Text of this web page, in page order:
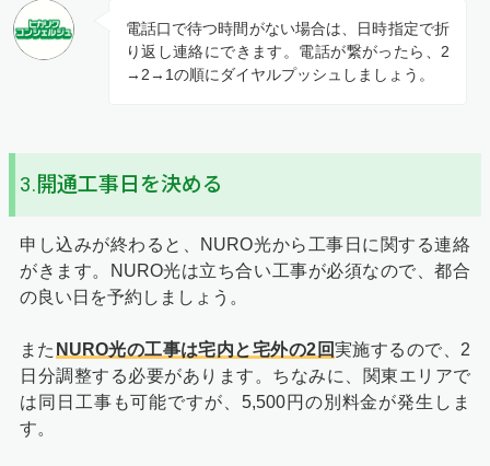
電話口で待つ時間がない場合は、日時指定で折
り返し連絡にできます。電話が繋がったら、2
→2→1の順にダイヤルプッシュしましょう。
3.開通工事日を決める
申し込みが終わると、NURO光から工事日に関する連絡
がきます。NURO光は立ち合い工事が必須なので、都合
の良い日を予約しましょう。
また NURO光の工事は宅内と宅外の2回実施するので、2
日分調整する必要があります。ちなみに、関東エリアで
は同日工事も可能ですが、5,500円の別料金が発生しま
す。